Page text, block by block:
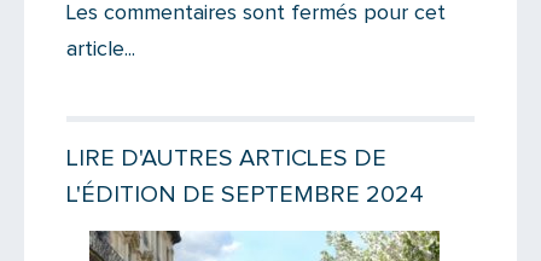
Message
Les commentaires sont fermés pour cet
article...
LIRE D'AUTRES ARTICLES DE
L'ÉDITION DE SEPTEMBRE 2024
Lire la suite